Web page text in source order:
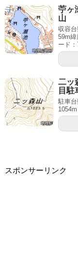
苧ヶ
山
収容
59m緯
ード：
二ッ
目駐
駐車
スポンサーリンク